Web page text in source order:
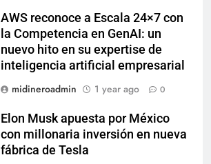
AWS reconoce a Escala 24×7 con
la Competencia en GenAI: un
nuevo hito en su expertise de
inteligencia artificial empresarial
midineroadmin
1 year ago 0
Elon Musk apuesta por México
con millonaria inversión en nueva
fábrica de Tesla